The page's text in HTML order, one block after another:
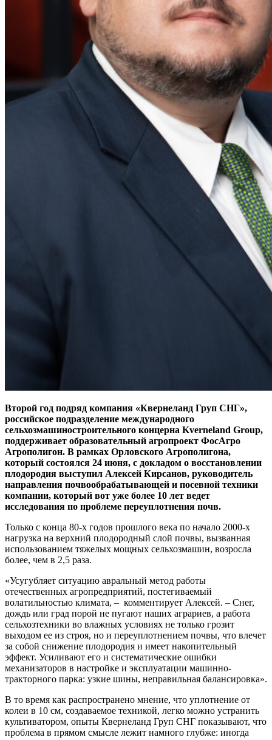
Второй год подряд компания «Квернеланд Груп СНГ»,
российское подразделение международного
сельхозмашиностроительного концерна Kverneland Group,
поддерживает образовательный агропроект ФосАгро
Агрополигон. В рамках Орловского Агрополигона,
который состоялся 24 июня, с докладом о восстановлении
плодородия выступил Алексей Кирсанов, руководитель
направления почвообрабатывающей и посевной техники
компании, который вот уже более 10 лет ведет
исследования по проблеме переуплотнения почв.
Только с конца 80-х годов прошлого века по начало 2000-х
нагрузка на верхний плодородный слой почвы, вызванная
использованием тяжелых мощных сельхозмашин, возросла
более, чем в 2,5 раза.
«Усугубляет ситуацию авральный метод работы
отечественных агропредприятий, постегиваемый
волатильностью климата, – комментирует Алексей. – Снег,
дождь или град порой не пугают наших аграриев, а работа
сельхозтехники во влажных условиях не только грозит
выходом ее из строя, но и переуплотнением почвы, что влечет
за собой снижение плодородия и имеет накопительный
эффект. Усиливают его и систематические ошибки
механизаторов в настройке и эксплуатации машинно-
тракторного парка: узкие шины, неправильная балансировка».
В то время как распространено мнение, что уплотнение от
колеи в 10 см, создаваемое техникой, легко можно устранить
культиватором, опыты Квернеланд Груп СНГ показывают, что
проблема в прямом смысле лежит намного глубже: иногда